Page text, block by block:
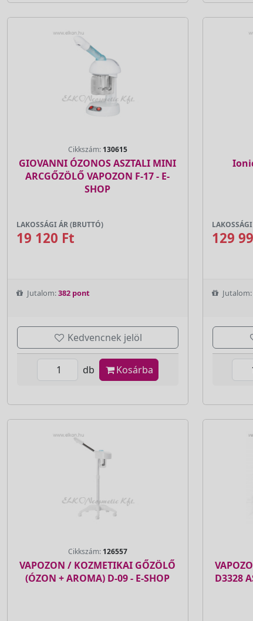
Cikkszám: 130615
GIOVANNI ÓZONOS ASZTALI MINI
ARCGŐZÖLŐ VAPOZON F-17 - E-
SHOP
LAKOSSÁGI ÁR (BRUTTÓ)
19 120 Ft
Jutalom:382 pont
Kedvencnek jelöl
db Kosárba
129
Jutalom:
Cikkszám: 126557
VAPOZON / KOZMETIKAI GŐZÖLŐ
(ÓZON + AROMA) D-09 - E-SHOP
D3328